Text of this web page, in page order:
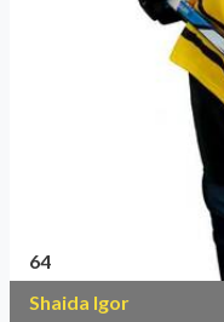
64
Shaida Igor